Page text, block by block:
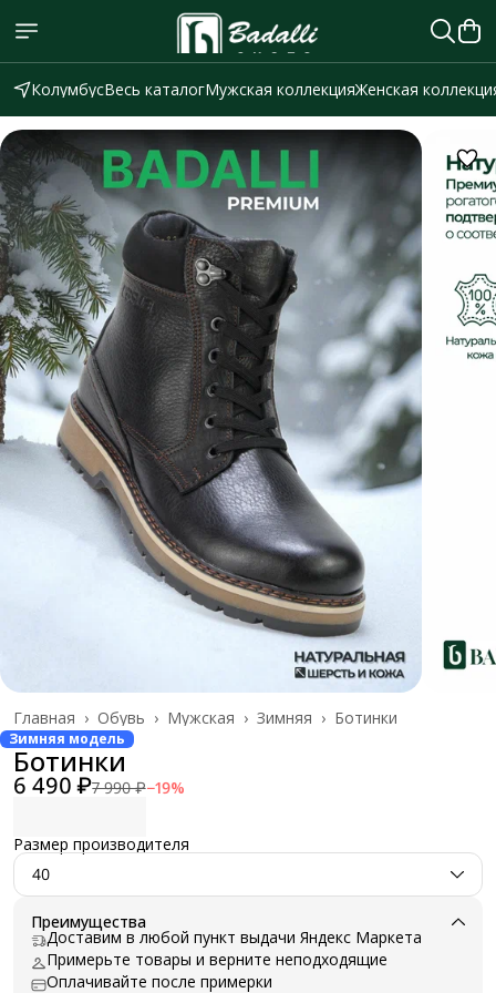
КолумбусВесь каталогМужская коллекцияЖенская
Ботинки
Зимняя ›
Мужская ›
Обувь ›
Главная ›
Зимняя модель
Ботинки
6 490 ₽7 990 ₽−19%
Размер производителя
40
Преимущества
Доставим в любой пункт выдачи Яндекс Маркета
Примерьте товары и верните неподходящие
Оплачивайте после примерки